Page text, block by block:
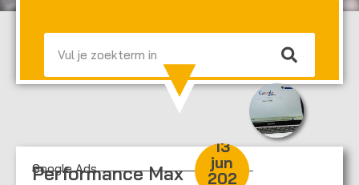
Google Ads
13
jun
202
Performance Max